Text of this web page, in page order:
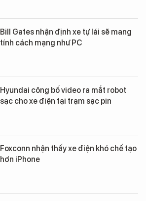
Bill Gates nhận định xe tự lái sẽ mang
tính cách mạng như PC
Hyundai công bố video ra mắt robot
sạc cho xe điện tại trạm sạc pin
Foxconn nhận thấy xe điện khó chế tạo
hơn iPhone